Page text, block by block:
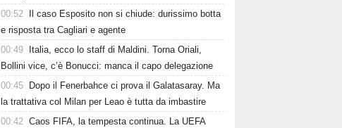
00:52
Il caso Esposito non si chiude: durissimo botta
e risposta tra Cagliari e agente
00:49
Italia, ecco lo staff di Maldini. Torna Oriali,
Bollini vice, c’è Bonucci: manca il capo delegazione
00:45
Dopo il Fenerbahce ci prova il Galatasaray. Ma
la trattativa col Milan per Leao è tutta da imbastire
00:42 Caos FIFA, la tempesta continua. La UEFA